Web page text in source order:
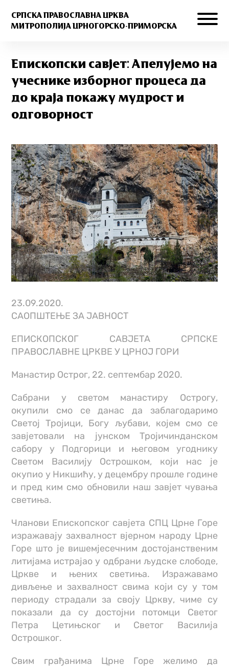
СРПСКА ПРАВОСЛАВНА ЦРКВА
МИТРОПОЛИЈА ЦРНОГОРСКО-ПРИМОРСКА
Епископски савјет: Aпелујемо на
учеснике изборног процеса да
до краја покажу мудрост и
одговорност
23.09.2020.
САОПШТЕЊЕ ЗА ЈАВНОСТ
ЕПИСКОПСКОГ САВЈЕТА СРПСКЕ
ПРАВОСЛАВНЕ ЦРКВЕ У ЦРНОЈ ГОРИ
Манастир Острог, 22. септембар 2020.
Сабрани у светом манастиру Острогу,
окупили смо се данас да заблагодаримо
Светој Тројици, Богу љубави, којем смо се
завјетовали на јунском Тројичинданском
сабору у Подгорици и његовом угоднику
Светом Василију Острошком, који нас је
окупио у Никшићу, у децембру прошле године
и пред ким смо обновили наш завјет чувања
светиња.
Чланови Епископског савјета СПЦ Црне Горе
изражавају захвалност вјерном народу Црне
Горе што је вишемјесечним достојанственим
литијама истрајао у одбрани људске слободе,
Цркве и њених светиња. Изражавамо
дивљење и захвалност свима који су у том
периоду страдали за своју Цркву, чиме су
показали да су достојни потомци Светог
Петра Цетињског и Светог Василија
Острошког.
Свим грађанима Црне Горе желимо да